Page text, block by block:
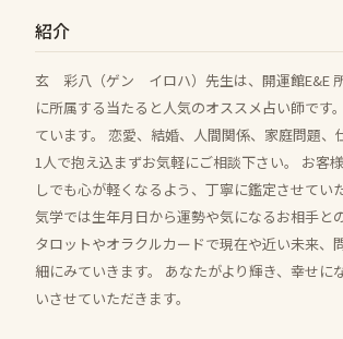
紹介
玄 彩八（ゲン イロハ）先生は、開運館E&E
に所属する当たると人気のオススメ占い師です
ています。 恋愛、結婚、人間関係、家庭問題、
1人で抱え込まずお気軽にご相談下さい。 お客
しでも心が軽くなるよう、丁寧に鑑定させてい
気学では生年月日から運勢や気になるお相手と
タロットやオラクルカードで現在や近い未来、
細にみていきます。 あなたがより輝き、幸せに
いさせていただきます。